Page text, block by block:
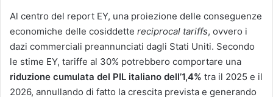
Al centro del report EY, una proiezione delle conseguenze
economiche delle cosiddette reciprocal tariffs, ovvero i
dazi commerciali preannunciati dagli Stati Uniti. Secondo
le stime EY, tariffe al 30% potrebbero comportare una
riduzione cumulata del PIL italiano dell’1,4% tra il 2025 e il
2026, annullando di fatto la crescita prevista e generando